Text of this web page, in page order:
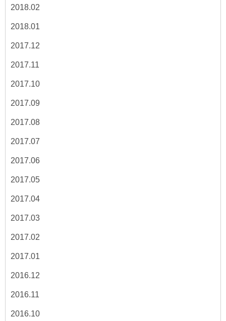
2018.02
2018.01
2017.12
2017.11
2017.10
2017.09
2017.08
2017.07
2017.06
2017.05
2017.04
2017.03
2017.02
2017.01
2016.12
2016.11
2016.10